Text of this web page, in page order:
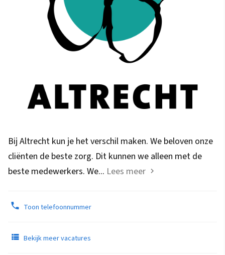
Bij Altrecht kun je het verschil maken. We beloven onze
cliënten de beste zorg. Dit kunnen we alleen met de
beste medewerkers. We... Lees meer
Toon telefoonnummer
Bekijk meer vacatures